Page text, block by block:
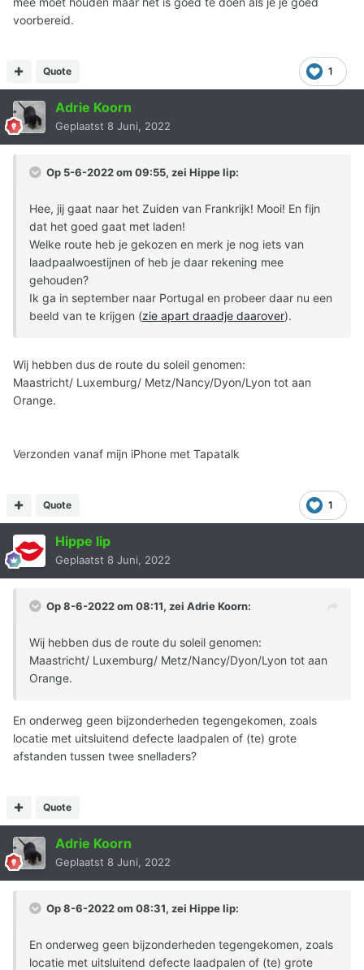
voorbereid.
1
Quote
Adrie Koorn
Geplaatst 8 Juni, 2022
Op 5-6-2022 om 09:55, zei Hippe lip:
Hee, jij gaat naar het Zuiden van Frankrijk! Mooi! En fijn
dat het goed gaat met laden!
Welke route heb je gekozen en merk je nog iets van
laadpaalwoestijnen of heb je daar rekening mee
gehouden?
Ik ga in september naar Portugal en probeer daar nu een
beeld van te krijgen (zie apart draadje daarover).
Wij hebben dus de route du soleil genomen:
Maastricht/ Luxemburg/ Metz/Nancy/Dyon/Lyon tot aan
Orange.
Verzonden vanaf mijn iPhone met Tapatalk
1
Quote
Hippe lip
Geplaatst 8 Juni, 2022
Op 8-6-2022 om 08:11, zei Adrie Koorn:
Wij hebben dus de route du soleil genomen:
Maastricht/ Luxemburg/ Metz/Nancy/Dyon/Lyon tot aan
Orange.
En onderweg geen bijzonderheden tegengekomen, zoals
locatie met uitsluitend defecte laadpalen of (te) grote
afstanden tussen twee snelladers?
Quote
Adrie Koorn
Geplaatst 8 Juni, 2022
Op 8-6-2022 om 08:31, zei Hippe lip:
En onderweg geen bijzonderheden tegengekomen, zoals
locatie met uitsluitend defecte laadpalen of (te) grote